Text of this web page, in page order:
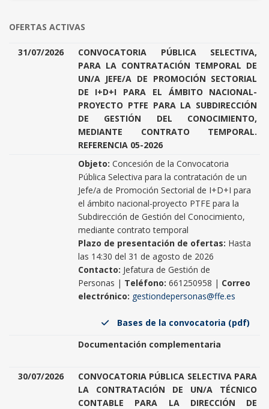
OFERTAS ACTIVAS
31/07/2026
CONVOCATORIA PÚBLICA SELECTIVA,
PARA LA CONTRATACIÓN TEMPORAL DE
UN/A JEFE/A DE PROMOCIÓN SECTORIAL
DE I+D+I PARA EL ÁMBITO NACIONAL-
PROYECTO PTFE PARA LA SUBDIRECCIÓN
DE GESTIÓN DEL CONOCIMIENTO,
MEDIANTE CONTRATO TEMPORAL.
REFERENCIA 05-2026
Objeto: Concesión de la Convocatoria
Pública Selectiva para la contratación de un
Jefe/a de Promoción Sectorial de I+D+I para
el ámbito nacional-proyecto PTFE para la
Subdirección de Gestión del Conocimiento,
mediante contrato temporal
Plazo de presentación de ofertas: Hasta
las 14:30 del 31 de agosto de 2026
Contacto: Jefatura de Gestión de
Personas | Teléfono: 661250958 | Correo
electrónico: gestiondepersonas@ffe.es
Bases de la convocatoria (pdf)
Documentación complementaria
30/07/2026
CONVOCATORIA PÚBLICA SELECTIVA PARA
LA CONTRATACIÓN DE UN/A TÉCNICO
CONTABLE PARA LA DIRECCIÓN DE